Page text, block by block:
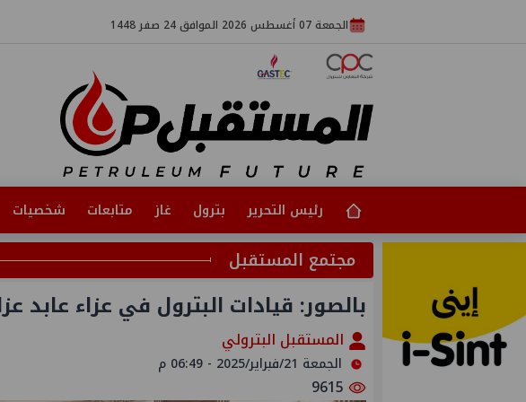
الجمعة 07 أغسطس 2026 الموافق 24 صفر 1448
رئيس التحرير بترول غاز متابعات شخصيات
مجتمع المستقبل
بالصور: قيادات البترول في عزاء عابد
المستقبل البترولي
الجمعة 21/فبراير/2025 - 06:49 م